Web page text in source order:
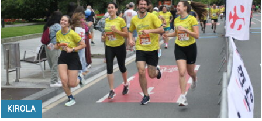
KIROLA